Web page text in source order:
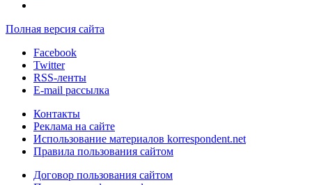
Полная версия сайта
Facebook
Twitter
RSS-ленты
E-mail рассылка
Контакты
Реклама на сайте
Использование материалов korrespondent.net
Правила пользования сайтом
Договор пользования сайтом